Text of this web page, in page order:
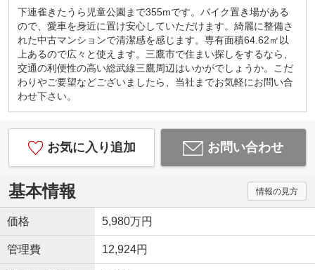
下連雀きたうら児童公園まで355mです。バイク置き場がある
ので、愛車を身近に置け安心していただけます。綺麗に整備さ
れた中古マンションで清潔感を感じます。専有面積64.62㎡以
上あるので広々と使えます。三鷹市で住まい探しをするなら、
交通の利便性の高い総武線三鷹周辺はいかがでしょうか。こだ
わりやご要望などございましたら、当社までお気軽にお問い合
わせ下さい。
お気に入り追加 お問い合わせ
基本情報 情報の見方
価格 5,980万円
管理費 12,924円